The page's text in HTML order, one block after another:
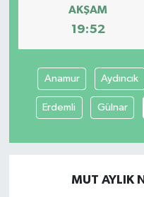
AKŞAM
19:52
Anamur Aydıncık
Erdemli Gülnar
MUT AYLIK